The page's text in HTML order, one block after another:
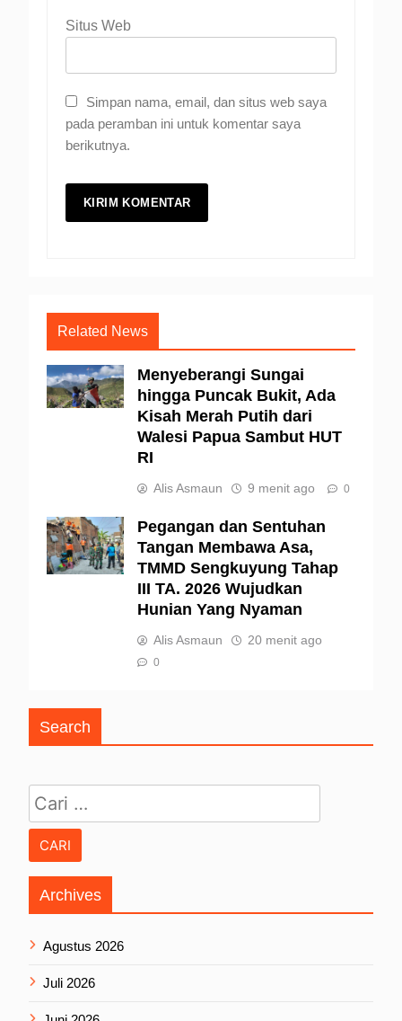
Situs Web
Simpan nama, email, dan situs web saya
pada peramban ini untuk komentar saya
berikutnya.
Related News
Menyeberangi Sungai
hingga Puncak Bukit, Ada
Kisah Merah Putih dari
Walesi Papua Sambut HUT
RI
Alis Asmaun 9 menit ago 0
Pegangan dan Sentuhan
Tangan Membawa Asa,
TMMD Sengkuyung Tahap
III TA. 2026 Wujudkan
Hunian Yang Nyaman
Alis Asmaun 20 menit ago
0
Search
Archives
Agustus 2026
Juli 2026